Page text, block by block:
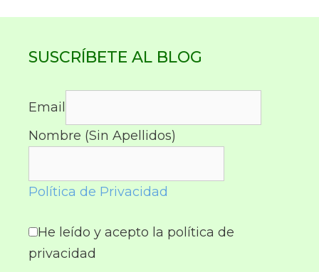
SUSCRÍBETE AL BLOG
Email
Nombre (Sin Apellidos)
Política de Privacidad
He leído y acepto la política de
privacidad